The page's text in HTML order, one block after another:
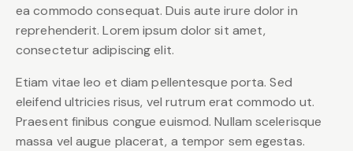
ea commodo consequat. Duis aute irure dolor in
reprehenderit. Lorem ipsum dolor sit amet,
consectetur adipiscing elit.
Etiam vitae leo et diam pellentesque porta. Sed
eleifend ultricies risus, vel rutrum erat commodo ut.
Praesent finibus congue euismod. Nullam scelerisque
massa vel augue placerat, a tempor sem egestas.